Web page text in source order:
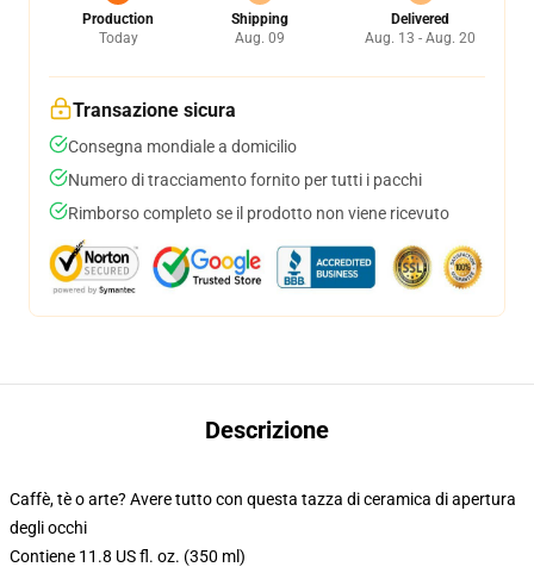
Production
Today
Shipping
Aug. 09
Delivered
Aug. 13 - Aug. 20
Transazione sicura
Consegna mondiale a domicilio
Numero di tracciamento fornito per tutti i pacchi
Rimborso completo se il prodotto non viene ricevuto
Descrizione
Caffè, tè o arte? Avere tutto con questa tazza di ceramica di apertura
degli occhi
Contiene 11.8 US fl. oz. (350 ml)